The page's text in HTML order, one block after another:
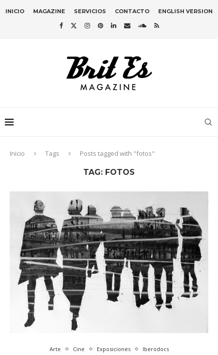
INICIO MAGAZINE SERVICIOS CONTACTO ENGLISH VERSION
Inicio Tags Posts tagged with "fotos"
TAG: FOTOS
Arte Cine Exposiciones Iberodocs